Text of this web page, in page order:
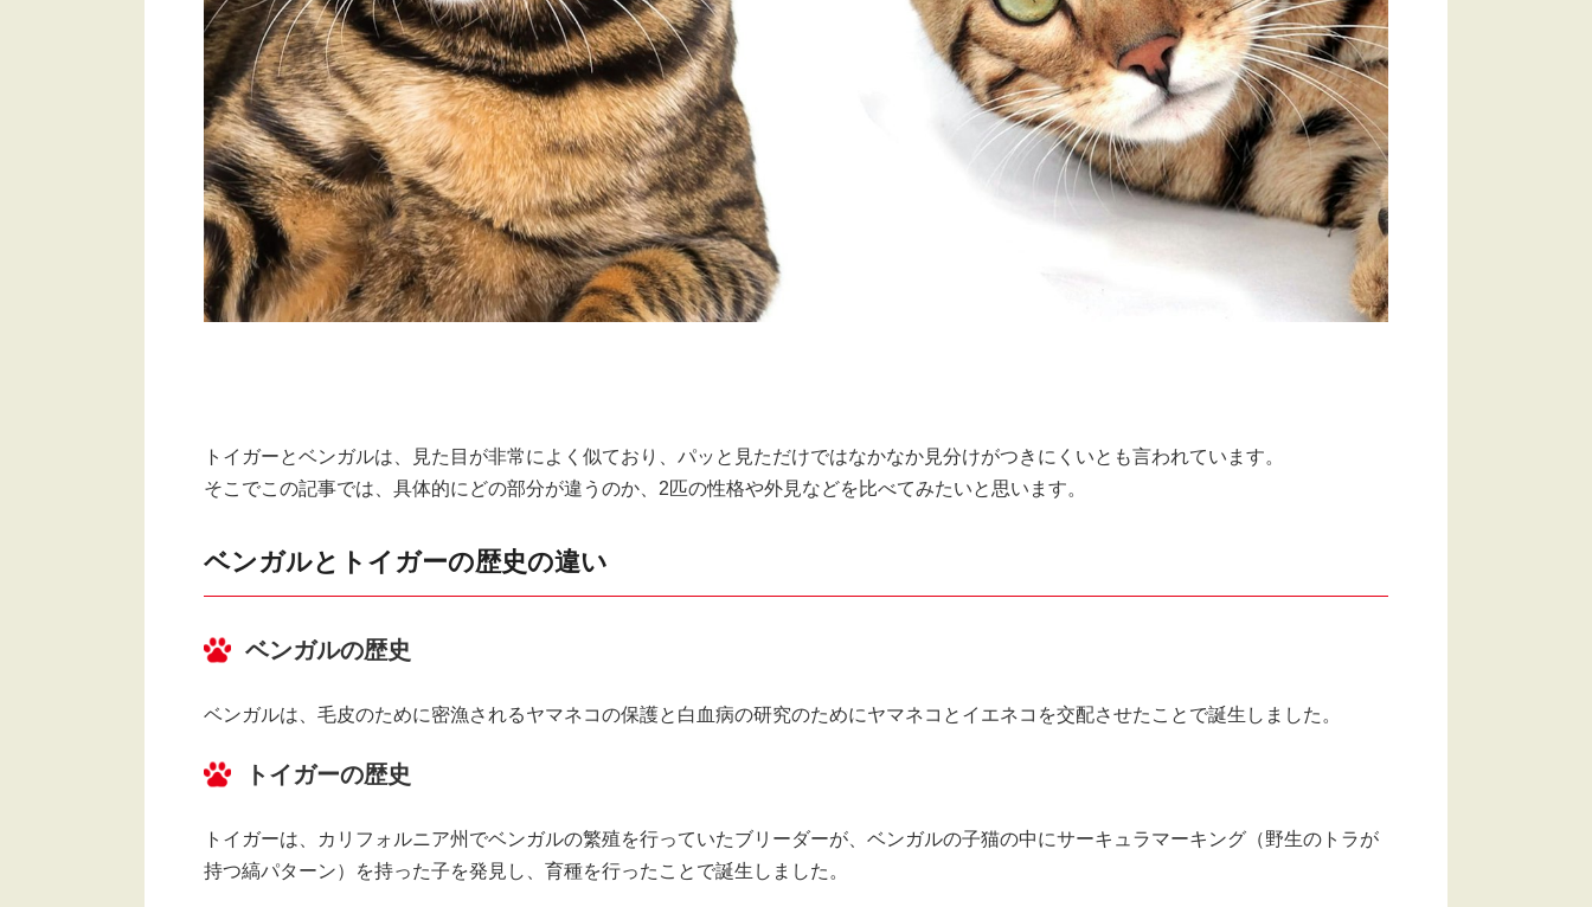
トイガーとベンガルは、見た目が非常によく似ており、パッと見ただけではなかなか見分けがつきにくいとも言われています。
そこでこの記事では、具体的にどの部分が違うのか、2匹の性格や外見などを比べてみたいと思います。
ベンガルとトイガーの歴史の違い
ベンガルの歴史
ベンガルは、毛皮のために密漁されるヤマネコの保護と白血病の研究のためにヤマネコとイエネコを交配させたことで誕生しました。
トイガーの歴史
トイガーは、カリフォルニア州でベンガルの繁殖を行っていたブリーダーが、ベンガルの子猫の中にサーキュラマーキング（野生のトラが
持つ縞パターン）を持った子を発見し、育種を行ったことで誕生しました。